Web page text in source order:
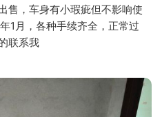
售，车身有小瑕疵但不影响使
1月，各种手续齐全，正常过
联系我